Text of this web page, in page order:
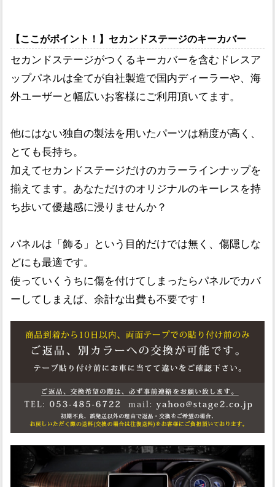
【ここがポイント！】セカンドステージのキーカバー
セカンドステージがつくるキーカバーを含むドレスア
ップパネルは全てが自社製造で国内ディーラーや、海
外ユーザーと幅広いお客様にご利用頂いてます。
他にはない独自の製法を用いたパーツは精度が高く、
とても長持ち。
加えてセカンドステージだけのカラーラインナップを
揃えてます。あなただけのオリジナルのキーレスを持
ち歩いて優越感に浸りませんか？
パネルは「飾る」という目的だけでは無く、傷隠しな
どにも最適です。
使っていくうちに傷を付けてしまったらパネルでカバ
ーしてしまえば、余計な出費も不要です！